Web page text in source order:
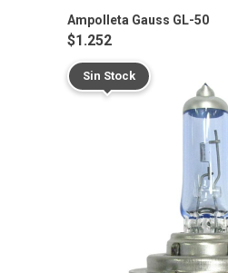
Ampolleta Gauss GL-50
$1.252
Sin Stock